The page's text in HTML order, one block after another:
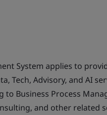
System applies to
Tech, Advisory, and AI
to Business Process
and other related